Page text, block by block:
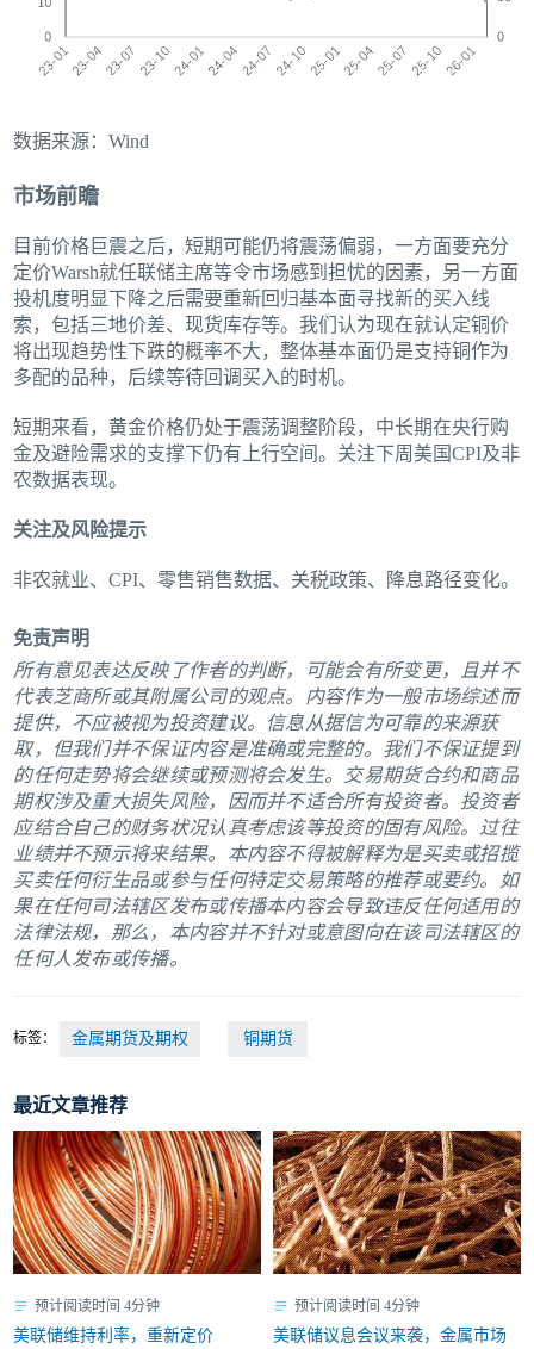
数据来源：Wind
市场前瞻
目前价格巨震之后，短期可能仍将震荡偏弱，一方面要充分
定价Warsh就任联储主席等令市场感到担忧的因素，另一方面
投机度明显下降之后需要重新回归基本面寻找新的买入线
索，包括三地价差、现货库存等。我们认为现在就认定铜价
将出现趋势性下跌的概率不大，整体基本面仍是支持铜作为
多配的品种，后续等待回调买入的时机。
短期来看，黄金价格仍处于震荡调整阶段，中长期在央行购
金及避险需求的支撑下仍有上行空间。关注下周美国CPI及非
农数据表现。
关注及风险提示
非农就业、CPI、零售销售数据、关税政策、降息路径变化。
免责声明
所有意见表达反映了作者的判断，可能会有所变更，且并不
代表芝商所或其附属公司的观点。内容作为一般市场综述而
提供，不应被视为投资建议。信息从据信为可靠的来源获
取，但我们并不保证内容是准确或完整的。我们不保证提到
的任何走势将会继续或预测将会发生。交易期货合约和商品
期权涉及重大损失风险，因而并不适合所有投资者。投资者
应结合自己的财务状况认真考虑该等投资的固有风险。过往
业绩并不预示将来结果。本内容不得被解释为是买卖或招揽
买卖任何衍生品或参与任何特定交易策略的推荐或要约。如
果在任何司法辖区发布或传播本内容会导致违反任何适用的
法律法规，那么，本内容并不针对或意图向在该司法辖区的
任何人发布或传播。
标签： 金属期货及期权 铜期货
最近文章推荐
预计阅读时间 4分钟
美联储维持利率，重新定价
预计阅读时间 4分钟
美联储议息会议来袭，金属市场